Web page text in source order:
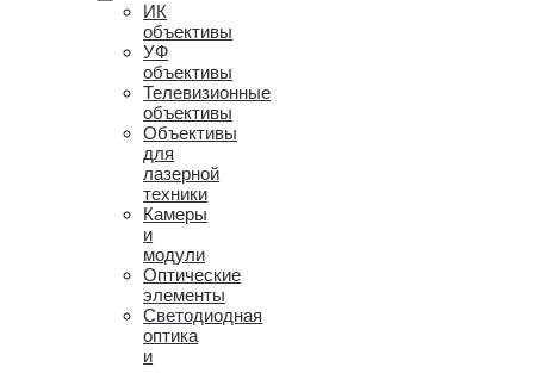
ИК
объективы
УФ
объективы
Телевизионные
объективы
Объективы
для
лазерной
техники
Камеры
и
модули
Оптические
элементы
Светодиодная
оптика
и